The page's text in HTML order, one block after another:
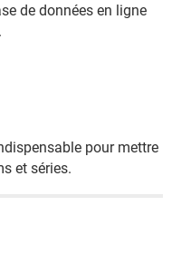
de données en ligne
pour mettre
et séries.